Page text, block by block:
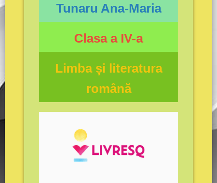
Tunaru Ana-Maria
Clasa a IV-a
Limba și literatura
română